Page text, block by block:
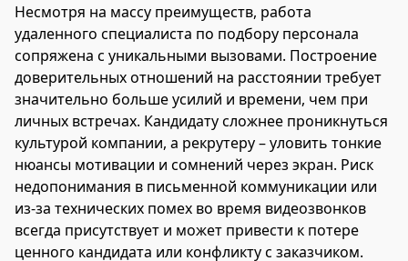
Несмотря на массу преимуществ, работа
удаленного специалиста по подбору персонала
сопряжена с уникальными вызовами. Построение
доверительных отношений на расстоянии требует
значительно больше усилий и времени, чем при
личных встречах. Кандидату сложнее проникнуться
культурой компании, а рекрутеру – уловить тонкие
нюансы мотивации и сомнений через экран. Риск
недопонимания в письменной коммуникации или
из-за технических помех во время видеозвонков
всегда присутствует и может привести к потере
ценного кандидата или конфликту с заказчиком.